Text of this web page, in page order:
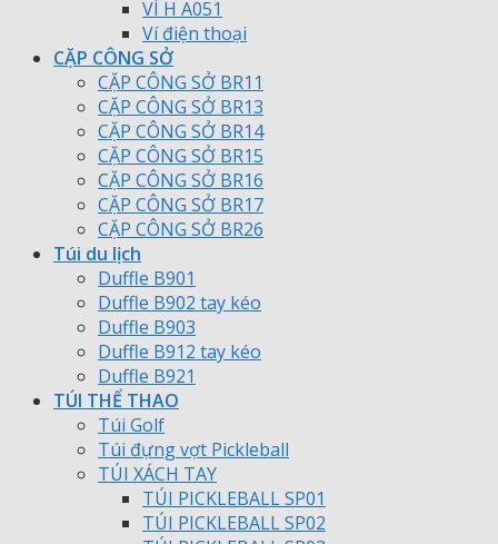
VÍ H A051
Ví điện thoại
CẶP CÔNG SỞ
CẶP CÔNG SỞ BR11
CẶP CÔNG SỞ BR13
CẶP CÔNG SỞ BR14
CẶP CÔNG SỞ BR15
CẶP CÔNG SỞ BR16
CẶP CÔNG SỞ BR17
CẶP CÔNG SỞ BR26
Túi du lịch
Duffle B901
Duffle B902 tay kéo
Duffle B903
Duffle B912 tay kéo
Duffle B921
TÚI THỂ THAO
Túi Golf
Túi đựng vợt Pickleball
TÚI XÁCH TAY
TÚI PICKLEBALL SP01
TÚI PICKLEBALL SP02